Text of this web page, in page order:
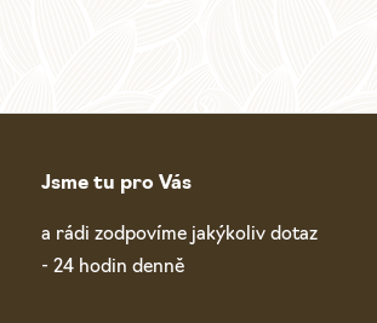
Jsme tu pro Vás
a rádi zodpovíme jakýkoliv dotaz
- 24 hodin denně